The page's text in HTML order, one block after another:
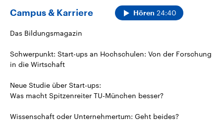
Campus & Karriere Hören 24:40
Das Bildungsmagazin
Schwerpunkt: Start-ups an Hochschulen: Von der Forschung
in die Wirtschaft
Neue Studie über Start-ups:
Was macht Spitzenreiter TU-München besser?
Wissenschaft oder Unternehmertum: Geht beides?